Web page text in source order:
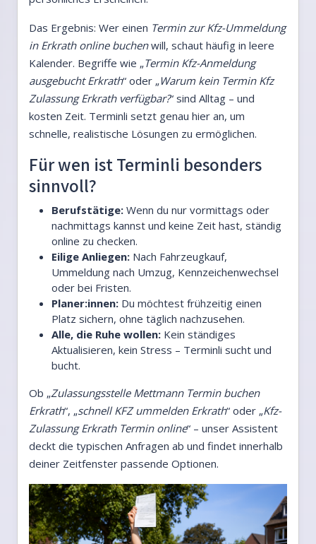
Das Ergebnis: Wer einen Termin zur Kfz-Ummeldung
in Erkrath online buchenwill, schaut häufig in leere
Kalender. Begriffe wie „Termin Kfz-Anmeldung
ausgebucht Erkrath“ oder „Warum kein Termin Kfz
Zulassung Erkrath verfügbar?“ sind Alltag – und
kosten Zeit. Terminli setzt genau hier an, um
schnelle, realistische Lösungen zu ermöglichen.
Für wen ist Terminli besonders
sinnvoll?
Berufstätige: Wenn du nur vormittags oder
nachmittags kannst und keine Zeit hast, ständig
online zu checken.
Eilige Anliegen: Nach Fahrzeugkauf,
Ummeldung nach Umzug, Kennzeichenwechsel
oder bei Fristen.
Planer:innen: Du möchtest frühzeitig einen
Platz sichern, ohne täglich nachzusehen.
Alle, die Ruhe wollen: Kein ständiges
Aktualisieren, kein Stress – Terminli sucht und
bucht.
Ob „Zulassungsstelle Mettmann Termin buchen
Erkrath“, „schnell KFZ ummelden Erkrath“ oder „Kfz-
Zulassung Erkrath Termin online“ – unser Assistent
deckt die typischen Anfragen ab und findet innerhalb
deiner Zeitfenster passende Optionen.